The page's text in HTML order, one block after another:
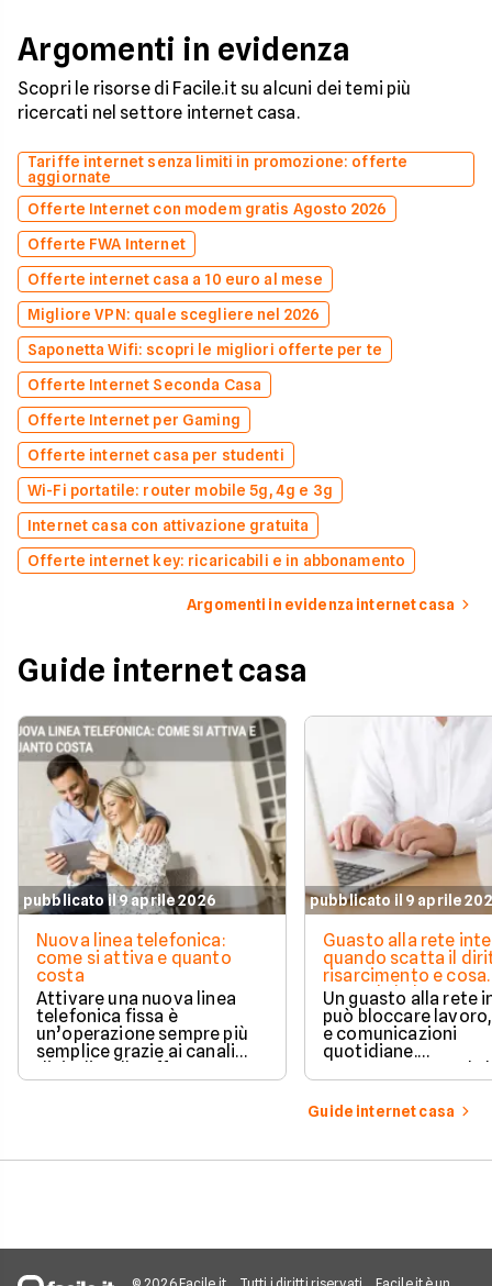
Argomenti in evidenza
Scopri le risorse di Facile.it su alcuni dei temi più
ricercati nel settore internet casa.
Tariffe internet senza limiti in promozione: offerte
aggiornate
Offerte Internet con modem gratis Agosto 2026
Offerte FWA Internet
Offerte internet casa a 10 euro al mese
Migliore VPN: quale scegliere nel 2026
Saponetta Wifi: scopri le migliori offerte per te
Offerte Internet Seconda Casa
Offerte Internet per Gaming
Offerte internet casa per studenti
Wi-Fi portatile: router mobile 5g, 4g e 3g
Internet casa con attivazione gratuita
Offerte internet key: ricaricabili e in abbonamento
Argomenti in evidenza internet casa
Guide internet casa
pubblicato il 9 aprile 2026
Nuova linea telefonica:
come si attiva e quanto
costa
Attivare una nuova linea
telefonica fissa è
un’operazione sempre più
semplice grazie ai canali
digitali e alle offerte
integrate con internet casa.
pubblicato il 9 aprile
Guasto alla rete
quando scatta il
risarcimento e cosa
prevede la legge
Un guasto alla rete
può bloccare
e comunicazioni
quotidiane.
Fortunatamente, la
prevede strumenti
per ottenere un
risarcimento in
Guide internet casa